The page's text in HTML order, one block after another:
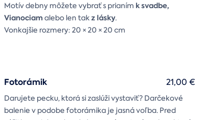
Motív debny môžete vybrať s prianím k svadbe,
Vianociamalebo len takz lásky.
Vonkajšie rozmery: 20 × 20 × 20 cm
Fotorámik
Darujete pecku, ktorá si zaslúži vystaviť? Darčekové
balenie v podobe fotorámika je jasná voľba. Pred
21,00 €